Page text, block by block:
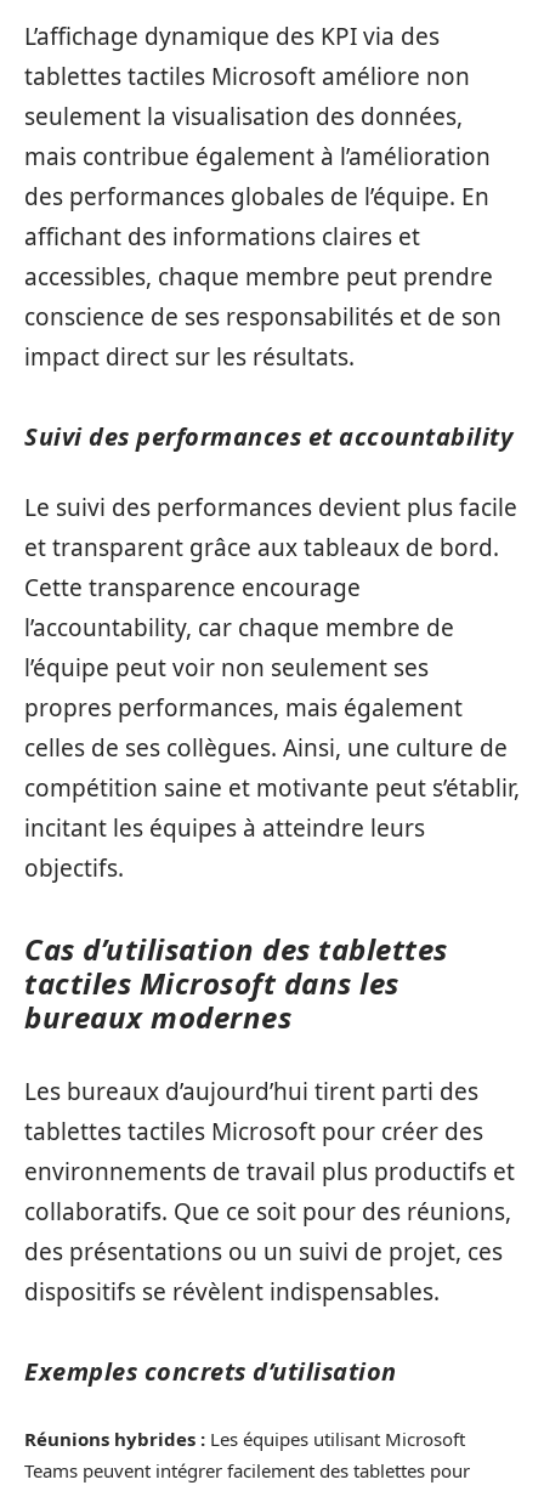
L’affichage dynamique des KPI via des
tablettes tactiles Microsoft améliore non
seulement la visualisation des données,
mais contribue également à l’amélioration
des performances globales de l’équipe. En
affichant des informations claires et
accessibles, chaque membre peut prendre
conscience de ses responsabilités et de son
impact direct sur les résultats.
Suivi des performances et accountability
Le suivi des performances devient plus facile
et transparent grâce aux tableaux de bord.
Cette transparence encourage
l’accountability, car chaque membre de
l’équipe peut voir non seulement ses
propres performances, mais également
celles de ses collègues. Ainsi, une culture de
compétition saine et motivante peut s’établir,
incitant les équipes à atteindre leurs
objectifs.
Cas d’utilisation des tablettes
tactiles Microsoft dans les
bureaux modernes
Les bureaux d’aujourd’hui tirent parti des
tablettes tactiles Microsoft pour créer des
environnements de travail plus productifs et
collaboratifs. Que ce soit pour des réunions,
des présentations ou un suivi de projet, ces
dispositifs se révèlent indispensables.
Exemples concrets d’utilisation
Réunions hybrides : Les équipes utilisant Microsoft
Teams peuvent intégrer facilement des tablettes pour